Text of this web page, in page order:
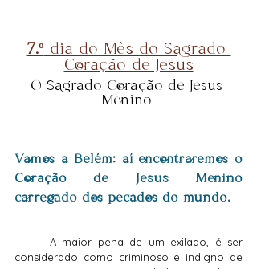
7.º dia do Mês do Sagrado
Coração de Jesus
O Sagrado Coração de Jesus
Menino
Vamos a Belém: aí encontraremos o
Coração de Jesus Menino
carregado dos pecados do mundo.
considerado como criminoso e indigno de